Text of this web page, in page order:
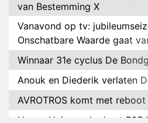
van Bestemming X
Vanavond op tv:
Onschatbare Waarde gaat
Winnaar 31e cyclus De
Anouk en Diederik verlaten
AVROTROS komt met reboot
Henny Huisman herkent B&B